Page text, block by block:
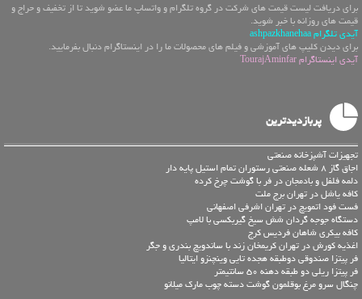
برای دریافت لیست قیمت های شرکت در گروه تلگرام و واتساپ ما عضو شوید تا از تخفیف و حراج و
قیمت های روزانه با خبر شوید.
آیدی تلگرام ashpazkhanehaa
برای دیدن کلیپ های آموزشی و فیلم های محصولات ما را در اینستاگرام دنبال بفرمایید.
آیدی اینستاگرام TourajAminfar
پربازدیدترین
تجهیزات آشپزخانه صنعتی
اجاق گاز 8 شعله صنعتی رستوران تمام استیل پایه دار
دلمه فلفل و بادمجان در فر با گوشت چرخ کرده
کافه یاشل در تهران برج ملت
فست فود اتمویچ در تهران اشرفی اصفهانی
دستگاه جوجه گردان شش سیخ گیربکسی با لامپ
کافه بیکری شاهان فردیس کرج
اغذیه کورش در تهران کریمخان زند با ساندویچ بندری و جگر
فر پیتزا صندوقی دوطبقه هجده تایی وینچنزو ایتالیا
فر پیتزا ریلی دو طبقه دهنه 50 سانتیمتر
چنگال سرو مرغ بوقلمون گوشت دسته چوب مارک میلانو